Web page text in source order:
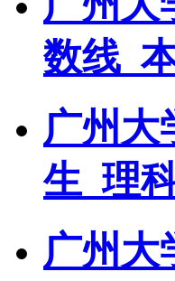
数线_
广州大
生_理
广州大